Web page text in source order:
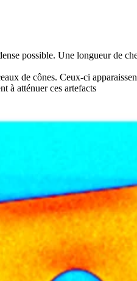
possible. Une longueur de
de cônes. Ceux-ci
à atténuer ces artefacts